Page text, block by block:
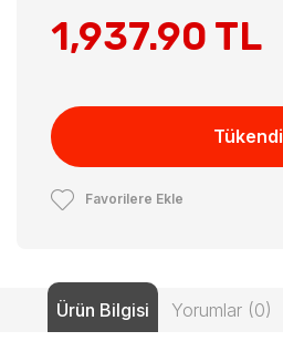
1,937.90 TL
Tükendi
Favorilere Ekle
Ürün Bilgisi Yorumlar (0)